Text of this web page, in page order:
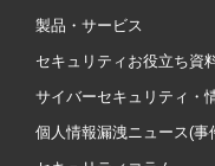
製品・サービス
セキュリティお役立ち資
サイバーセキュリティ・
個人情報漏洩ニュース(事